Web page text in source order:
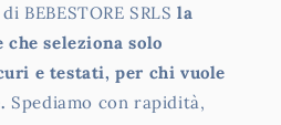
BEBESTORE SRLS la
seleziona solo
e testati, per chi vuole
Spediamo con rapidità,